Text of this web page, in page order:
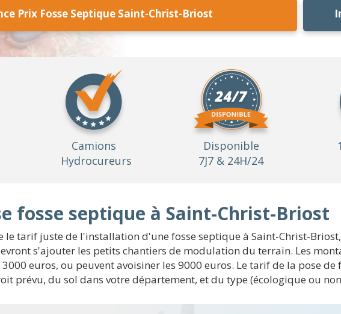
Prix Fosse Septique Saint-Christ-Briost
Camions
Hydrocureurs
Disponible
7J7 & 24H/24
fosse septique à Saint-Christ-Briost
le tarif juste de l'installation d'une fosse septique à Saint-Christ-
s'ajouter les petits chantiers de modulation du terrain. Les
euros, ou peuvent avoisiner les 9000 euros. Le tarif de la pose
prévu, du sol dans votre département, et du type (écologique ou